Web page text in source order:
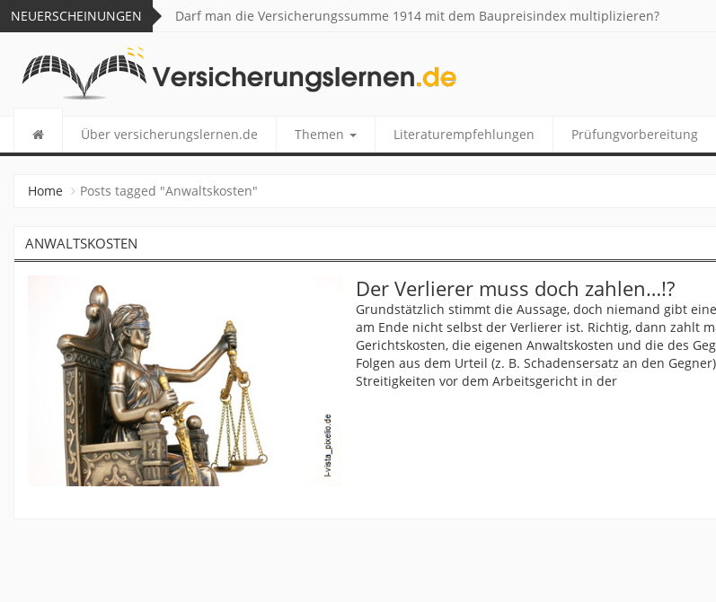
NEUERSCHEINUNGEN Darf man die Versicherungssumme 1914 mit dem Baupreisindex multiplizieren?
VERSICHERUNGSLERNEN.DE
Über versicherungslernen.de Themen Literaturempfehlungen Prüfungvorbereitung
Home Posts tagged "Anwaltskosten"
ANWALTSKOSTEN
Der Verlierer muss doch zahlen…!?
Grundstätzlich stimmt die Aussage, doch niemand gibt
am Ende nicht selbst der Verlierer ist. Richtig, dann zahlt
Gerichtskosten, die eigenen Anwaltskosten und die des
Folgen aus dem Urteil (z. B. Schadensersatz an den
Streitigkeiten vor dem Arbeitsgericht in der